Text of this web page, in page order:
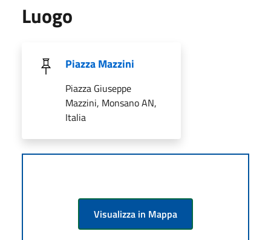
Luogo
Piazza Mazzini
Piazza Giuseppe
Mazzini, Monsano AN,
Italia
Visualizza in Mappa